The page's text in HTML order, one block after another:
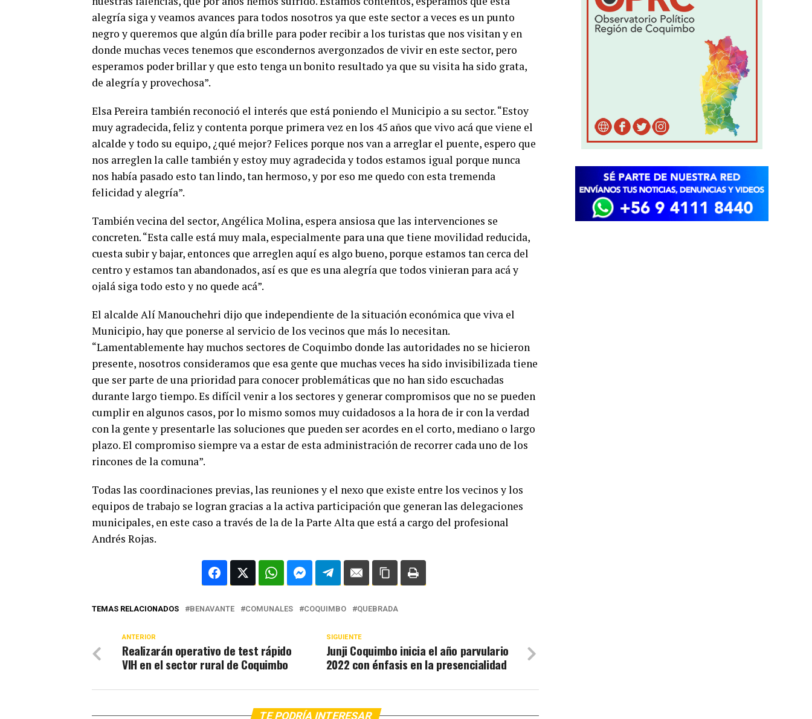
alegría siga y veamos avances para todos nosotros ya que este sector a veces es un punto
negro y queremos que algún día brille para poder recibir a los turistas que nos visitan y en
donde muchas veces tenemos que escondernos avergonzados de vivir en este sector, pero
esperamos poder brillar y que esto tenga un bonito resultado ya que su visita ha sido grata,
de alegría y provechosa”.
Elsa Pereira también reconoció el interés que está poniendo el Municipio a su sector. “Estoy
muy agradecida, feliz y contenta porque primera vez en los 45 años que vivo acá que viene el
alcalde y todo su equipo, ¿qué mejor? Felices porque nos van a arreglar el puente, espero que
nos arreglen la calle también y estoy muy agradecida y todos estamos igual porque nunca
nos había pasado esto tan lindo, tan hermoso, y por eso me quedo con esta tremenda
felicidad y alegría”.
También vecina del sector, Angélica Molina, espera ansiosa que las intervenciones se
concreten. “Esta calle está muy mala, especialmente para una que tiene movilidad reducida,
cuesta subir y bajar, entonces que arreglen aquí es algo bueno, porque estamos tan cerca del
centro y estamos tan abandonados, así es que es una alegría que todos vinieran para acá y
ojalá siga todo esto y no quede acá”.
El alcalde Alí Manouchehri dijo que independiente de la situación económica que viva el
Municipio, hay que ponerse al servicio de los vecinos que más lo necesitan.
“Lamentablemente hay muchos sectores de Coquimbo donde las autoridades no se hicieron
presente, nosotros consideramos que esa gente que muchas veces ha sido invisibilizada tiene
que ser parte de una prioridad para conocer problemáticas que no han sido escuchadas
durante largo tiempo. Es difícil venir a los sectores y generar compromisos que no se pueden
cumplir en algunos casos, por lo mismo somos muy cuidadosos a la hora de ir con la verdad
con la gente y presentarle las soluciones que pueden ser acordes en el corto, mediano o largo
plazo. El compromiso siempre va a estar de esta administración de recorrer cada uno de los
rincones de la comuna”.
Todas las coordinaciones previas, las reuniones y el nexo que existe entre los vecinos y los
equipos de trabajo se logran gracias a la activa participación que generan las delegaciones
municipales, en este caso a través de la de la Parte Alta que está a cargo del profesional
Andrés Rojas.
TEMAS RELACIONADOS BENAVANTE COMUNALES COQUIMBO QUEBRADA
SIGUIENTE
Junji Coquimbo inicia el año parvulario
2022 con énfasis en la presencialidad
ANTERIOR
Realizarán operativo de test rápido
VIH en el sector rural de Coquimbo
TE PODRÍA INTERESAR